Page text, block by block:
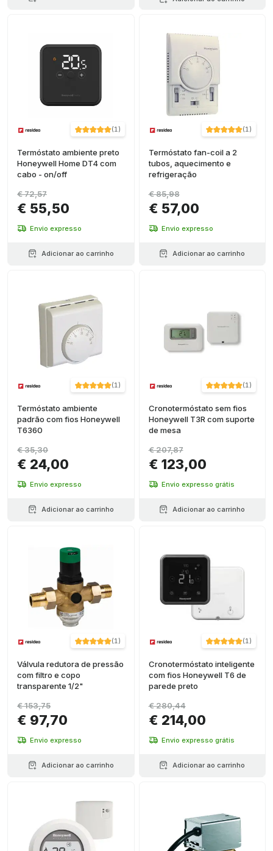
(1)
Termóstato ambiente preto
Honeywell Home DT4 com
cabo - on/off
€ 55,50
€ 72,57
Envio expresso
Adicionar ao carrinho
(1)
Termóstato fan-coil a 2
tubos, aquecimento e
refrigeração
€ 57,00
€ 85,98
Envio expresso
Adicionar ao carrinho
(1)
Termóstato ambiente
padrão com fios Honeywell
T6360
€ 24,00
€ 35,30
Envio expresso
Adicionar ao carrinho
(1)
Cronotermóstato sem fios
Honeywell T3R com suporte
de mesa
€ 123,00
€ 207,87
Envio expresso grátis
Adicionar ao carrinho
(1)
Válvula redutora de pressão
com filtro e copo
transparente 1/2"
€ 97,70
€ 153,75
Envio expresso
Adicionar ao carrinho
(1)
Cronotermóstato inteligente
com fios Honeywell T6 de
parede preto
€ 214,00
€ 280,44
Envio expresso grátis
Adicionar ao carrinho